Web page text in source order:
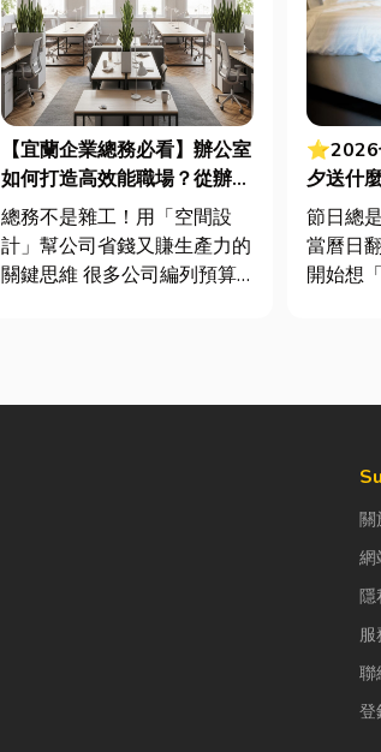
【宜蘭企業總務必看】辦公室
如何打造高效能職場？從辦公
桌椅、系統屏風到空間設計關
鍵！
總務不是雜工！用「空間設
計」幫公司省錢又賺生產力的
關鍵思維 很多公司編列預算
⭐2026
夕送什
裡買？
節日總
當曆日
開始想
「七夕
關
網
隱
服
聯
登